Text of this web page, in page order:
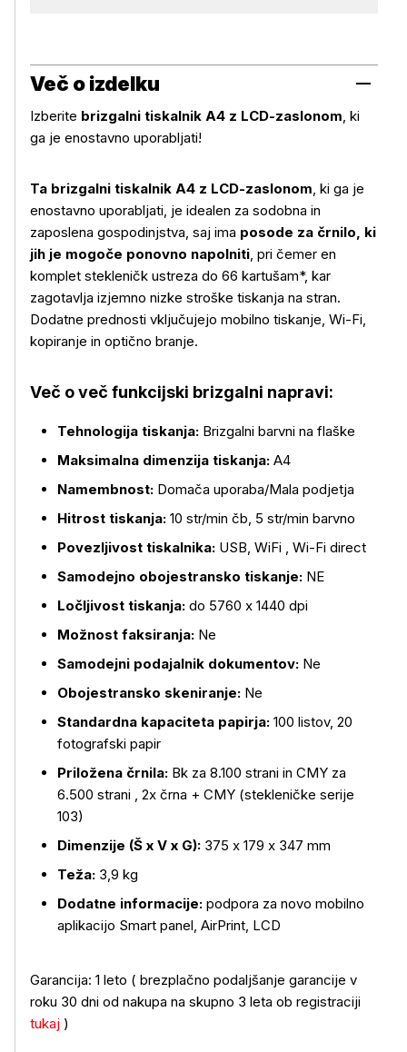
Več o izdelku
Več o izdelku
Izberite brizgalni tiskalnik A4 z LCD-zaslonom, ki
ga je enostavno uporabljati!
Ta brizgalni tiskalnik A4 z LCD-zaslonom, ki ga je
enostavno uporabljati, je idealen za sodobna in
zaposlena gospodinjstva, saj ima posode za črnilo, ki
jih je mogoče ponovno napolniti, pri čemer en
komplet stekleničk ustreza do 66 kartušam*, kar
zagotavlja izjemno nizke stroške tiskanja na stran.
Dodatne prednosti vključujejo mobilno tiskanje, Wi-Fi,
kopiranje in optično branje.
Več o več funkcijski brizgalni napravi:
Tehnologija tiskanja: Brizgalni barvni na flaške
Maksimalna dimenzija tiskanja: A4
Namembnost: Domača uporaba/Mala podjetja
Hitrost tiskanja: 10 str/min čb, 5 str/min barvno
Povezljivost tiskalnika: USB, WiFi , Wi-Fi direct
Samodejno obojestransko tiskanje: NE
Ločljivost tiskanja: do 5760 x 1440 dpi
Možnost faksiranja: Ne
Samodejni podajalnik dokumentov: Ne
Obojestransko skeniranje: Ne
Standardna kapaciteta papirja: 100 listov, 20
fotografski papir
Priložena črnila: Bk za 8.100 strani in CMY za
6.500 strani , 2x črna + CMY (stekleničke serije
103)
Dimenzije (Š x V x G): 375‎ x 179 x 347 mm
Teža: 3,9 kg
Dodatne informacije: podpora za novo mobilno
aplikacijo Smart panel, AirPrint, LCD
Garancija: 1 leto ( brezplačno podaljšanje garancije v
roku 30 dni od nakupa na skupno 3 leta ob registraciji
tukaj )